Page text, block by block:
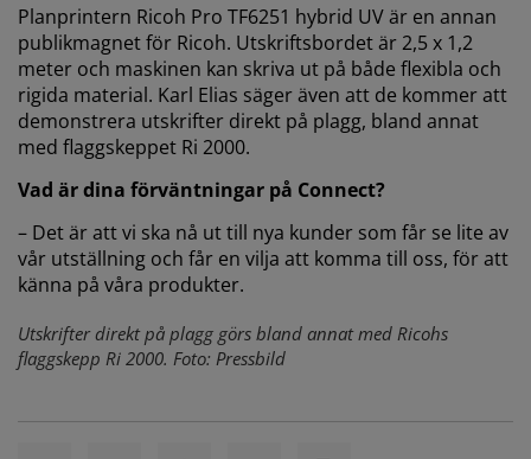
Planprintern Ricoh Pro TF6251 hybrid UV är en annan
publikmagnet för Ricoh. Utskriftsbordet är 2,5 x 1,2
meter och maskinen kan skriva ut på både flexibla och
rigida material. Karl Elias säger även att de kommer att
demonstrera utskrifter direkt på plagg, bland annat
med flaggskeppet Ri 2000.
Vad är dina förväntningar på Connect?
– Det är att vi ska nå ut till nya kunder som får se lite av
vår utställning och får en vilja att komma till oss, för att
känna på våra produkter.
Utskrifter direkt på plagg görs bland annat med Ricohs
flaggskepp Ri 2000. Foto: Pressbild